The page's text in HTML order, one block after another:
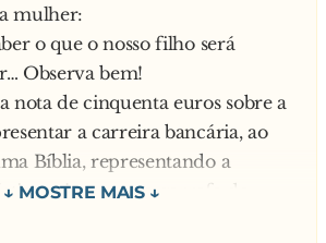
mulher:
o que o nosso filho será
Observa bem!
nota de cinquenta euros sobre a
a carreira bancária, ao
Bíblia, representando a
e junto uma garrafa de
a vadiagem. A seguir,